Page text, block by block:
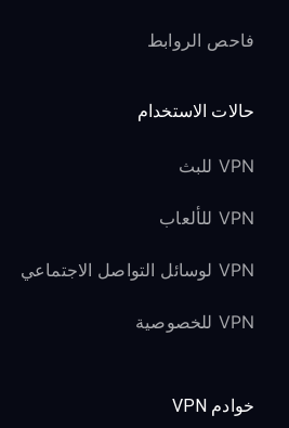
فاحص الروابط
حالات الاستخدام
VPN للبث
VPN للألعاب
VPN لوسائل التواصل الاجتماعي
VPN للخصوصية
خوادم VPN